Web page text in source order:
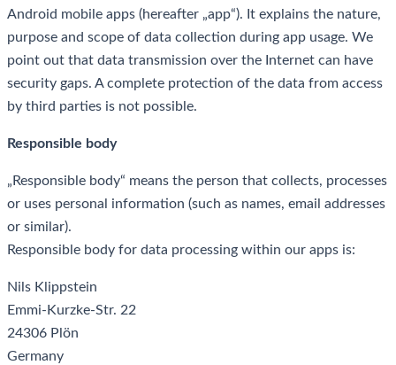
Android mobile apps (hereafter „app“). It explains the nature,
purpose and scope of data collection during app usage. We
point out that data transmission over the Internet can have
security gaps. A complete protection of the data from access
by third parties is not possible.
Responsible body
„Responsible body“ means the person that collects, processes
or uses personal information (such as names, email addresses
or similar).
Responsible body for data processing within our apps is:
Nils Klippstein
Emmi-Kurzke-Str. 22
24306 Plön
Germany